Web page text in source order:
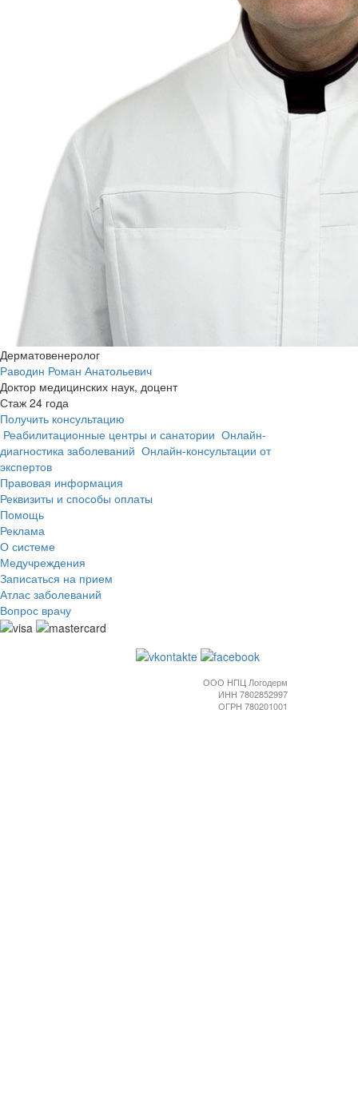
Дерматовенеролог
Раводин Роман Анатольевич
Доктор медицинских наук, доцент
Стаж 24 года
Получить консультацию
Реабилитационные центры и санатории Онлайн-
диагностика заболеваний Онлайн-консультации от
экспертов
Правовая информация
Реквизиты и способы оплаты
Помощь
Реклама
О системе
Медучреждения
Записаться на прием
Атлас заболеваний
Вопрос врачу
ООО НПЦ Логодерм
ИНН 7802852997
ОГРН 780201001